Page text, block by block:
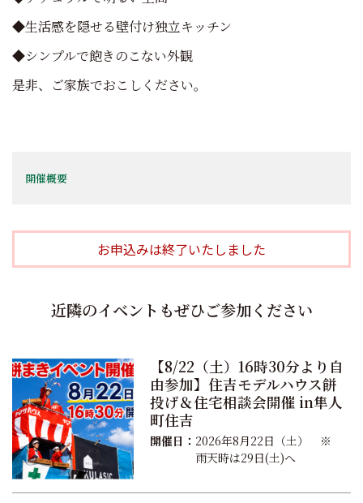
◆生活感を隠せる壁付け独立キッチン
◆シンプルで飽きのこない外観
是非、ご家族でおこしください。
開催概要
お申込みは終了いたしました
近隣のイベントもぜひご参加ください
【8/22（土）16時30分より自
由参加】住吉モデルハウス餅
投げ＆住宅相談会開催 in隼人
町住吉
開催日： 2026年8月22日（土） ※
雨天時は29日(土)へ